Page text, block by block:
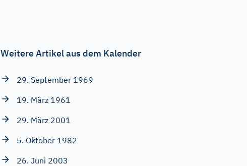
Weitere Artikel aus dem Kalender
29. September 1969
19. März 1961
29. März 2001
5. Oktober 1982
26. Juni 2003